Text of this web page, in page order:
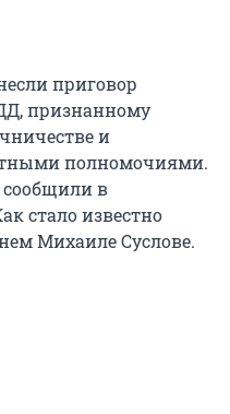
приговор
признанному
и
полномочиями.
сообщили в
стало известно
Михаиле Суслове.